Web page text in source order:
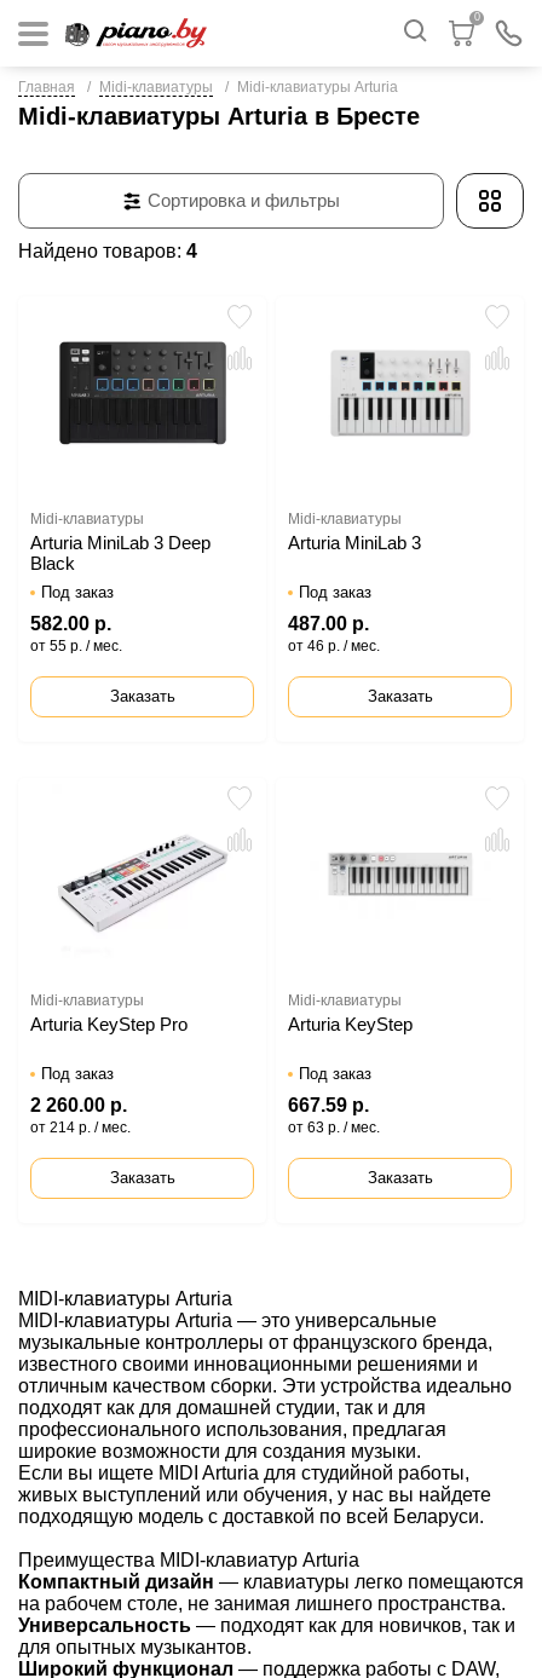
0
Главная Midi-клавиатуры Midi-клавиатуры Arturia
Midi-клавиатуры Arturia в Бресте
Найдено товаров: 4
Сортировка и фильтры
Midi-клавиатуры
Arturia MiniLab 3 Deep
Black
Под заказ
582.00 р.
от 55 р. / мес.
Заказать
Midi-клавиатуры
Arturia MiniLab 3
Под заказ
487.00 р.
от 46 р. / мес.
Заказать
Midi-клавиатуры
Arturia KeyStep Pro
Под заказ
2 260.00 р.
от 214 р. / мес.
Заказать
Midi-клавиатуры
Arturia KeyStep
Под заказ
667.59 р.
от 63 р. / мес.
Заказать
MIDI-клавиатуры Arturia
MIDI-клавиатуры Arturia — это универсальные
музыкальные контроллеры от французского бренда,
известного своими инновационными решениями и
отличным качеством сборки. Эти устройства идеально
подходят как для домашней студии, так и для
профессионального использования, предлагая
широкие возможности для создания музыки.
Если вы ищете MIDI Arturia для студийной работы,
живых выступлений или обучения, у нас вы найдете
подходящую модель с доставкой по всей Беларуси.
Преимущества MIDI-клавиатур Arturia
Компактный дизайн — клавиатуры легко помещаются
на рабочем столе, не занимая лишнего пространства.
Универсальность — подходят как для новичков, так и
для опытных музыкантов.
Широкий функционал — поддержка работы с DAW,